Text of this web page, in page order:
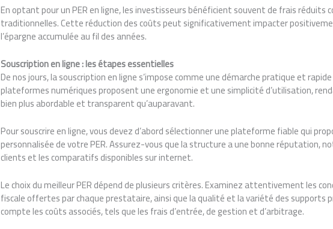
En optant pour un PER en ligne, les investisseurs bénéficient souvent de frais
traditionnelles. Cette réduction des coûts peut significativement impacter
l’épargne accumulée au fil des années.
Souscription en ligne : les étapes essentielles
De nos jours, la souscription en ligne s’impose comme une démarche pratique et
plateformes numériques proposent une ergonomie et une simplicité d’utilisation,
bien plus abordable et transparent qu’auparavant.
Pour souscrire en ligne, vous devez d’abord sélectionner une plateforme fiable qui
personnalisée de votre PER. Assurez-vous que la structure a une bonne réputation,
clients et les comparatifs disponibles sur internet.
Le choix du meilleur PER dépend de plusieurs critères. Examinez attentivement les
fiscale offertes par chaque prestataire, ainsi que la qualité et la variété des supports
compte les coûts associés, tels que les frais d’entrée, de gestion et d’arbitrage.